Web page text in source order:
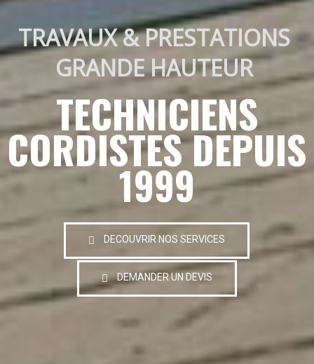
TRAVAUX & PRESTATIONS
GRANDE HAUTEUR
TECHNICIENS
CORDISTES DEPUIS
1999
DECOUVRIR NOS SERVICES
DEMANDER UN DEVIS